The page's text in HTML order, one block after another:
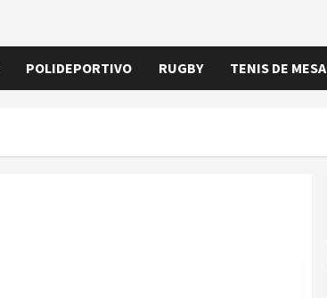
POLIDEPORTIVO RUGBY TENIS DE MESA